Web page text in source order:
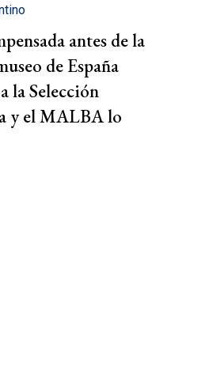
antes de la
de España
la Selección
y el MALBA lo